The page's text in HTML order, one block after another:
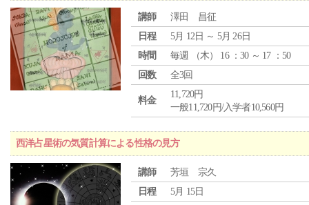
講師
澤田 昌征
日程
5月 12日 ～ 5月 26日
時間
毎週 （木） 16 ：30 ～ 17 ：50
回数
全3回
料金
11,720円
一般11,720円/入学者10,560円
西洋占星術の気質計算による性格の見方
講師
芳垣 宗久
日程
5月 15日